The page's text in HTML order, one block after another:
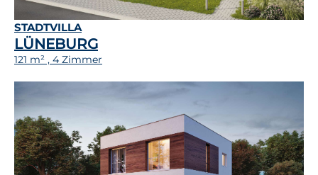
STADTVILLA
LÜNEBURG
121 m² , 4 Zimmer